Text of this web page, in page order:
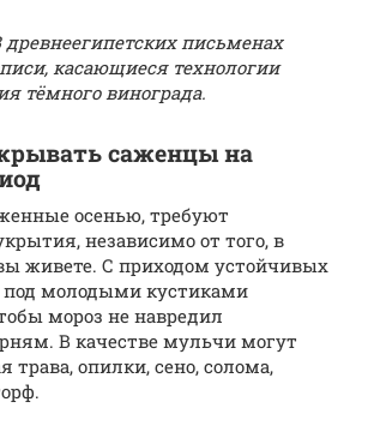
древнеегипетских письменах
касающиеся технологии
тёмного винограда.
саженцы на
осенью, требуют
независимо от того, в
живете. С приходом устойчивых
под молодыми кустиками
мороз не навредил
В качестве мульчи могут
трава, опилки, сено, солома,